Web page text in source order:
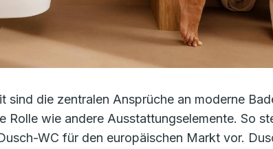
die zentralen Ansprüche an moderne
wie andere Ausstattungselemente. So
WC für den europäischen Markt vor.